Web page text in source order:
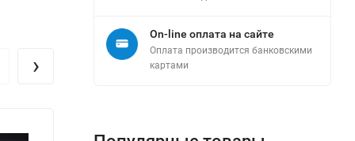
›
On-line оплата на сайте
Оплата производится банковскими
картами